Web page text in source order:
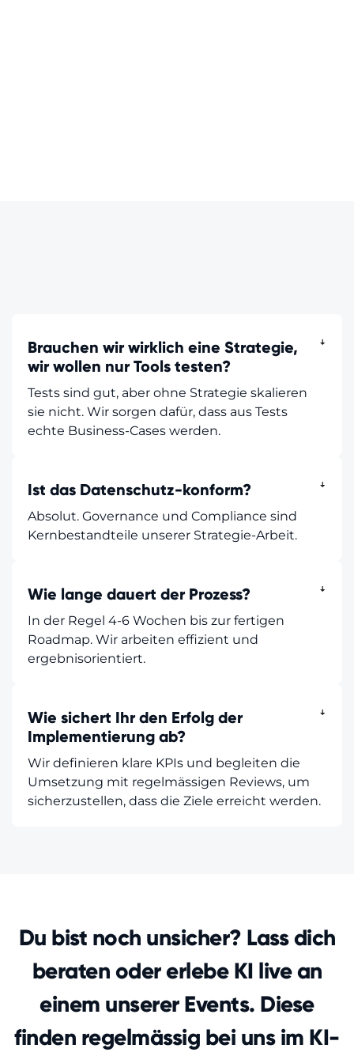
Brauchen wir wirklich eine Strategie,
wir wollen nur Tools testen?
ꜜ
Tests sind gut, aber ohne Strategie skalieren
sie nicht. Wir sorgen dafür, dass aus Tests
echte Business-Cases werden.
Ist das Datenschutz-konform? ꜜ
Absolut. Governance und Compliance sind
Kernbestandteile unserer Strategie-Arbeit.
Wie lange dauert der Prozess? ꜜ
In der Regel 4-6 Wochen bis zur fertigen
Roadmap. Wir arbeiten effizient und
ergebnisorientiert.
Wie sichert Ihr den Erfolg der
Implementierung ab?
ꜜ
Wir definieren klare KPIs und begleiten die
Umsetzung mit regelmässigen Reviews, um
sicherzustellen, dass die Ziele erreicht werden.
Du bist noch unsicher? Lass dich
beraten oder erlebe KI live an
einem unserer Events. Diese
finden regelmässig bei uns im KI-